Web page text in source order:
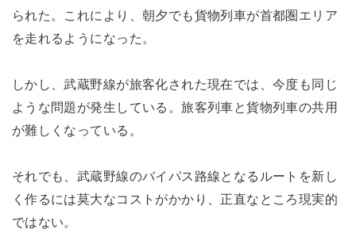
られた。これにより、朝夕でも貨物列車が首都圏エリア
を走れるようになった。
しかし、武蔵野線が旅客化された現在では、今度も同じ
ような問題が発生している。旅客列車と貨物列車の共用
が難しくなっている。
それでも、武蔵野線のバイパス路線となるルートを新し
く作るには莫大なコストがかかり、正直なところ現実的
ではない。